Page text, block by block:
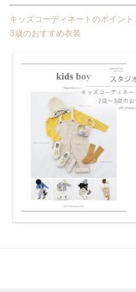
キッズコーディネートのポイン
3歳のおすすめ衣装